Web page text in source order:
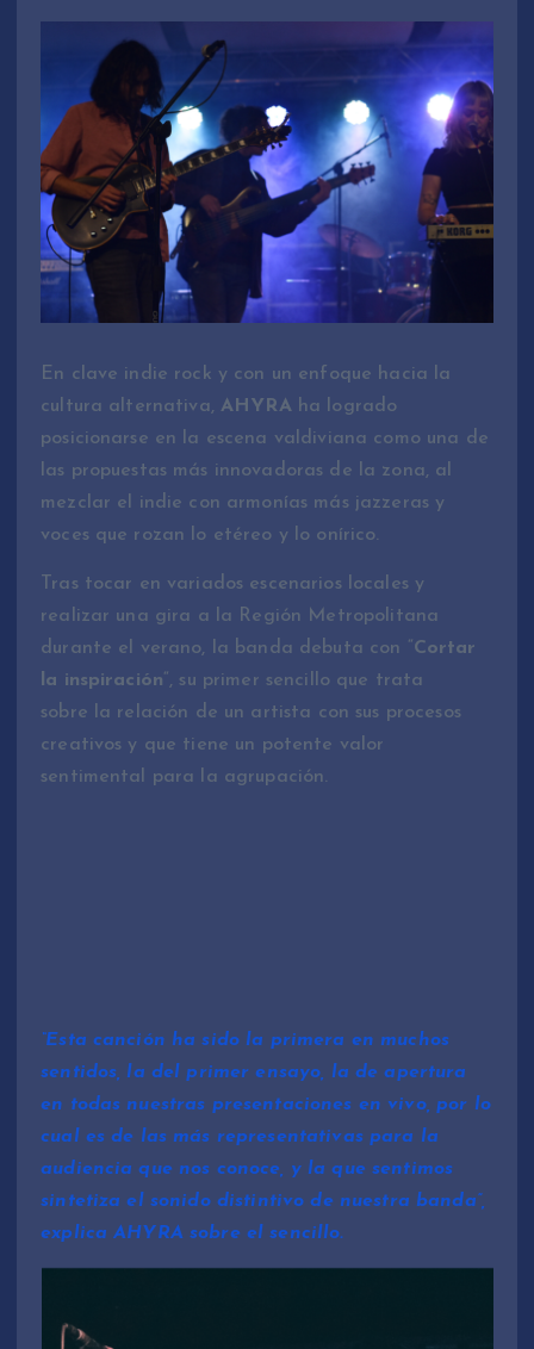
En clave indie rock y con un enfoque hacia la
cultura alternativa, AHYRAha logrado
posicionarse en la escena valdiviana como una de
las propuestas más innovadoras de la zona, al
mezclar el indie con armonías más jazzeras y
voces que rozan lo etéreo y lo onírico.
Tras tocar en variados escenarios locales y
realizar una gira a la Región Metropolitana
durante el verano, la banda debuta con “ Cortar
la inspiración “, su primer sencillo que trata
sobre la relación de un artista con sus procesos
creativos y que tiene un potente valor
sentimental para la agrupación.
“Esta canción ha sido la primera en muchos
sentidos, la del primer ensayo, la de apertura
en todas nuestras presentaciones en vivo, por lo
cual es de las más representativas para la
audiencia que nos conoce, y la que sentimos
sintetiza el sonido distintivo de nuestra banda”,
explica AHYRA sobre el sencillo.